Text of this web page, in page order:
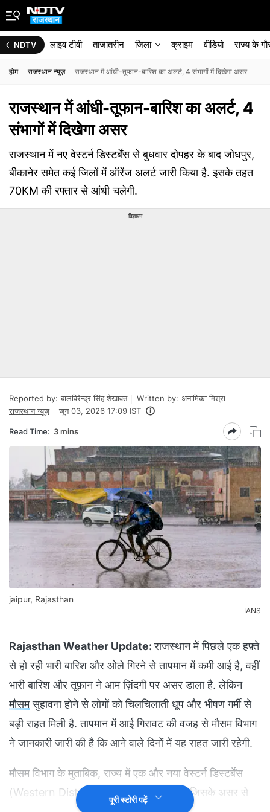
NDTV लाइव टीवी ताजातरीन जिला क्राइम वीडियो राज्‍य के
होम राजस्थान न्यूज़ राजस्थान में आंधी-तूफान-बारिश का अलर्ट, 4 संभागों में दिखेगा असर
राजस्थान में आंधी-तूफान-बारिश का अलर्ट, 4
संभागों में दिखेगा असर
राजस्थान में नए वेस्टर्न डिस्टर्बेंस से बुधवार दोपहर के बाद जोधपुर,
बीकानेर समेत कई जिलों में ऑरेंज अलर्ट जारी किया है. इसके तहत
70KM की रफ्तार से आंधी चलेगी.
विज्ञापन
Reported by: बालविरेन्द्र सिंह शेखावत Written by: अनामिका मिश्रा
राजस्थान न्यूज़
जून 03, 2026 17:09 IST
Read Time: 3 mins
jaipur, Rajasthan
IANS
Rajasthan Weather Update:राजस्थान में पिछले एक हफ़्ते
से हो रही भारी बारिश और ओले गिरने से तापमान में कमी आई है, वहीं
भारी बारिश और तूफ़ान ने आम ज़िंदगी पर असर डाला है. लेकिन
मौसमसुहावना होने से लोगों को चिलचिलाती धूप और भीषण गर्मी से
बड़ी राहत मिली है. तापमान में आई गिरावट की वजह से मौसम विभाग
ने जानकारी जारी की है कि आने वाले दिनों में यह राहत जारी रहेगी.
मौसम विभाग के मुताबिक, राज्य में एक और नया वेस्टर्न डिस्टर्बेंस
(Western Disturbance) एक्टिव हुआ है. जिसके असर से
पूरी स्टोरी पढ़ें